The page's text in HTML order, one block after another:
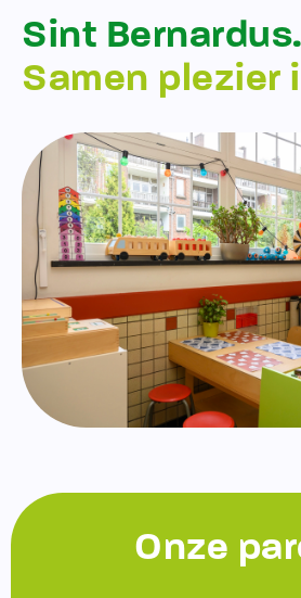
Sint
Samen plezier
Onze